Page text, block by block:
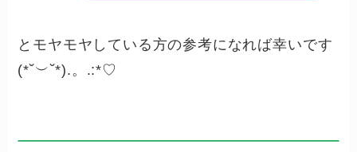
とモヤモヤしている方の参考になれば幸いです
(*˘︶˘*).。.:*♡